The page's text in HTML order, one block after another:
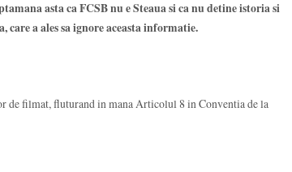
asta ca FCSB nu e Steaua si ca nu detine istoria si
a ales sa ignore aceasta informatie.
de filmat, fluturand in mana Articolul 8 in Conventia de la